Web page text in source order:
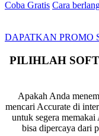
Coba Gratis Cara
DAPATKAN PROMO
PILIHLAH
Apakah Anda
mencari Accurate di
untuk segera
bisa dipercaya dari